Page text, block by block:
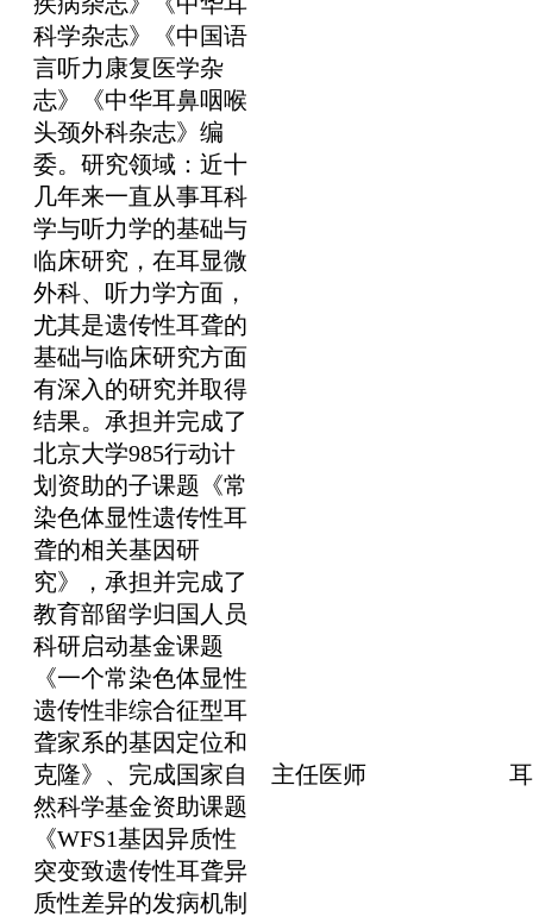
科学杂志》《中国语
言听力康复医学杂
志》《中华耳鼻咽喉
头颈外科杂志》编
委。研究领域：近十
几年来一直从事耳科
学与听力学的基础与
临床研究，在耳显微
外科、听力学方面，
尤其是遗传性耳聋的
基础与临床研究方面
有深入的研究并取得
结果。承担并完成了
北京大学985行动计
划资助的子课题《常
染色体显性遗传性耳
聋的相关基因研
究》，承担并完成了
教育部留学归国人员
科研启动基金课题
《一个常染色体显性
遗传性非综合征型耳
聋家系的基因定位和
克隆》、完成国家自
然科学基金资助课题
《WFS1基因异质性
突变致遗传性耳聋异
质性差异的发病机制
主任医师